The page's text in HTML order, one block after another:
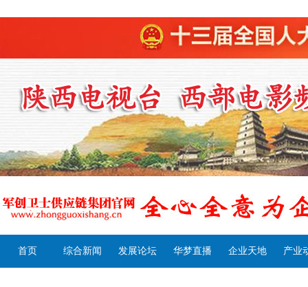
首页 综合新闻 发展论坛 华梦直播 企业天地 产业